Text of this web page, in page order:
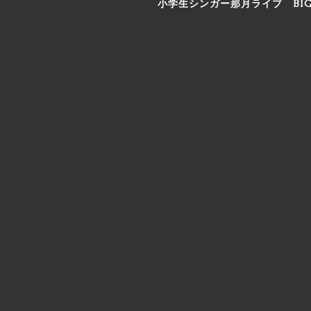
小学生シンガー那月ライブ